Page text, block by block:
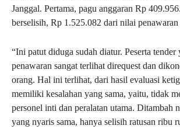
Janggal. Pertama, pagu anggaran Rp
berselisih, Rp 1.525.082 dari nilai penawaran
“Ini patut diduga sudah diatur. Peserta tender
penawaran sangat terlihat direquest dan
orang. Hal ini terlihat, dari hasil evaluasi
memiliki kesalahan yang sama, yaitu, tidak
personel inti dan peralatan utama. Ditambah
yang nyaris sama, hanya selisih ratusan ribu